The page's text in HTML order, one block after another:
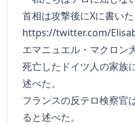
首相は攻撃後にXに書いた
https://twitter.com/
エマニュエル・マクロン
死亡したドイツ人の家族
述べた。
フランスの反テロ検察官
ると述べた。